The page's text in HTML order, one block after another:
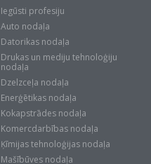
Iegūsti profesiju
Auto nodaļa
Datorikas nodaļa
Drukas un mediju tehnoloģiju
nodaļa
Dzelzceļa nodaļa
Enerģētikas nodaļa
Kokapstrādes nodaļa
Komercdarbības nodaļa
Ķīmijas tehnoloģijas nodaļa
Mašībūves nodaļa